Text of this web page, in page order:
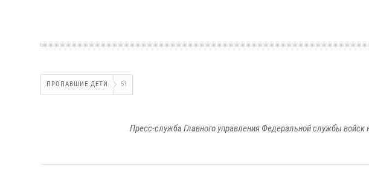
ПРОПАВШИЕ ДЕТИ 51
Пресс-служба Главного управления Федеральной службы